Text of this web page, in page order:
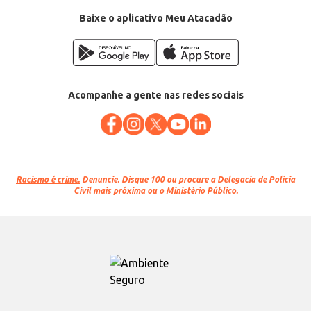
Baixe o aplicativo Meu Atacadão
Acompanhe a gente nas redes sociais
Racismo é crime. Denuncie. Disque 100 ou procure a Delegacia de Polícia
Civil mais próxima ou o Ministério Público.